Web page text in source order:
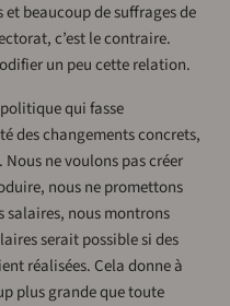
et beaucoup de suffrages de
c’est le contraire.
un peu cette relation.
politique qui fasse
des changements concrets,
ne voulons pas créer
nous ne promettons
salaires, nous montrons
serait possible si des
réalisées. Cela donne à
plus grande que toute